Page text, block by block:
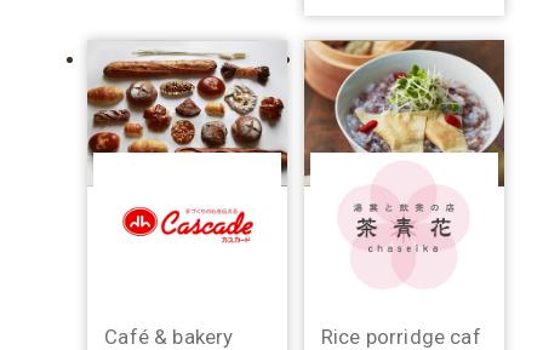
Café & bakery
Rice porridge caf